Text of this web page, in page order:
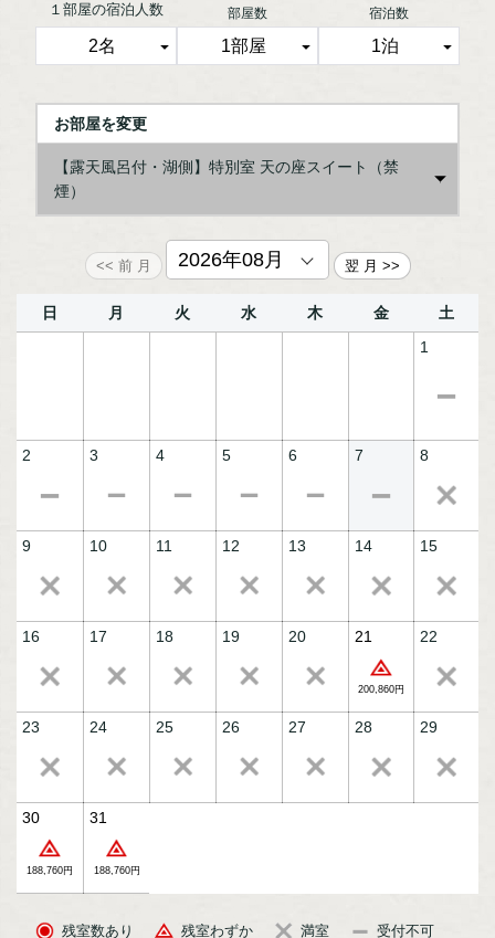
※お食事会場が、お部屋に変更になる場合がございます。
★ご夕食時のレストランやバーにてご注文いただけるアルコ
ール類・ソフトドリンク、冷蔵庫のドリンクはご宿泊代に含
一部メニューは除きます。）
大浴場（イメージ）
１部屋の宿泊人数 部屋数 宿泊数
お部屋を変更
【露天風呂付・湖側】特別室 天の座スイート（禁
煙）
日 月 火 水 木 金
土
1
2 3 4 5 6 7 8
9 10 11 12 13 14 15
16 17 18 19 20 21
200,860円
22
23 24 25 26 27 28 29
30
188,760円
31
188,760円
残室数あり 残室わずか 満室 受付不可